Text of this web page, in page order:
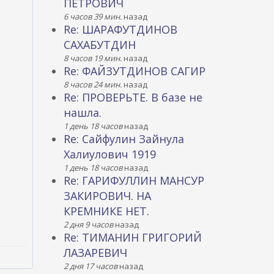
ПЕТРОВИЧ
6 часов 39 мин.назад
Re: ШАРАФУТДИНОВ
САХАБУТДИН
8 часов 19 мин.назад
Re: ФАЙЗУТДИНОВ САГИР
8 часов 24 мин.назад
Re: ПРОВЕРЬТЕ. В базе не
нашла.
1 день 18 часовназад
Re: Сайфулин Зайнула
Халиулович 1919
1 день 18 часовназад
Re: ГАРИФУЛЛИН МАНСУР
ЗАКИРОВИЧ. НА
КРЕМНИКЕ НЕТ.
2 дня 9 часовназад
Re: ТИМАНИН ГРИГОРИЙ
ЛАЗАРЕВИЧ
2 дня 17 часовназад